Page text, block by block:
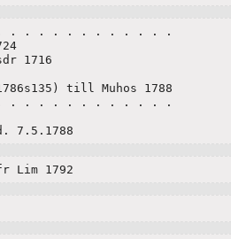
. . . . . . . . . . . .
1716
till Muhos 1788
. . . . . . . . . . . .
7.5.1788
Lim 1792